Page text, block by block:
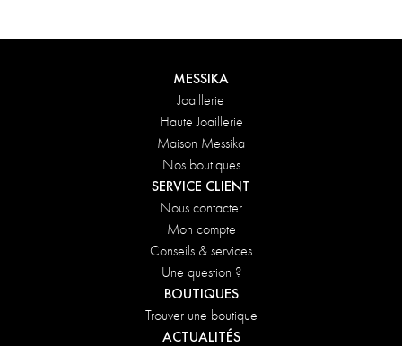
MESSIKA
Joaillerie
Haute Joaillerie
Maison Messika
Nos boutiques
SERVICE CLIENT
Nous contacter
Mon compte
Conseils & services
Une question ?
BOUTIQUES
Trouver une boutique
ACTUALITÉS